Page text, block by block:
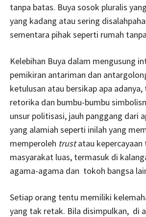
tanpa batas. Buya sosok pluralis
yang kadang atau sering
sementara pihak seperti rumah
Kelebihan Buya dalam mengusung
pemikiran antariman dan
ketulusan atau bersikap apa adanya,
retorika dan bumbu-bumbu
unsur politisasi, jauh panggang dari
yang alamiah seperti inilah yang
memperoleh trustatau kepercayaan
masyarakat luas, termasuk di
agama-agama dan tokoh bangsa
Setiap orang tentu memiliki
yang tak retak. Bila disimpulkan, di